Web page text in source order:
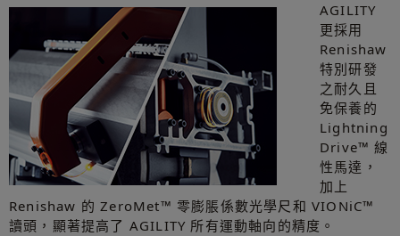
AGILITY
更採用
Renishaw
特別研發
之耐久且
免保養的
Lightning
Drive™ 線
性馬達，
加上
Renishaw 的 ZeroMet™ 零膨脹係數光學尺和 VIONiC™
讀頭，顯著提高了 AGILITY 所有運動軸向的精度。